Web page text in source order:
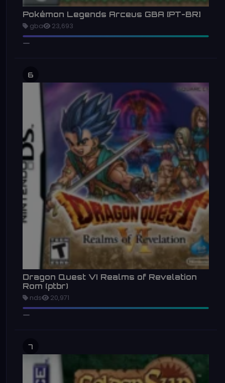
Pokémon Legends Arceus GBA [PT-BR]
gba 23,693
6
Dragon Quest VI Realms of Revelation
Rom (ptbr)
nds 20,971
7